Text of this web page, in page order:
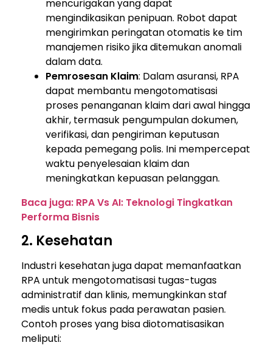
mencurigakan yang dapat
mengindikasikan penipuan. Robot dapat
mengirimkan peringatan otomatis ke tim
manajemen risiko jika ditemukan anomali
dalam data.
Pemrosesan Klaim: Dalam asuransi, RPA
dapat membantu mengotomatisasi
proses penanganan klaim dari awal hingga
akhir, termasuk pengumpulan dokumen,
verifikasi, dan pengiriman keputusan
kepada pemegang polis. Ini mempercepat
waktu penyelesaian klaim dan
meningkatkan kepuasan pelanggan.
Baca juga: RPA Vs AI: Teknologi Tingkatkan
Performa Bisnis
2. Kesehatan
Industri kesehatan juga dapat memanfaatkan
RPA untuk mengotomatisasi tugas-tugas
administratif dan klinis, memungkinkan staf
medis untuk fokus pada perawatan pasien.
Contoh proses yang bisa diotomatisasikan
meliputi: